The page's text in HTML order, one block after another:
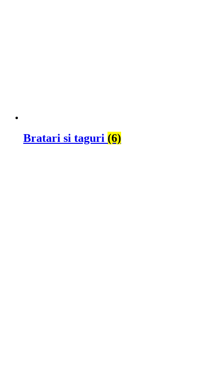
Bratari si taguri (6)